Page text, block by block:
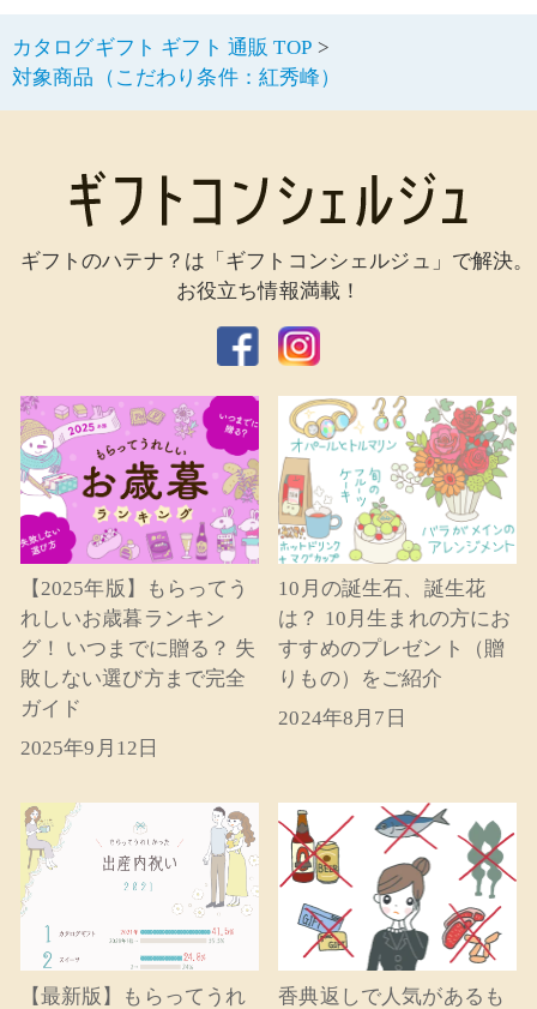
カタログギフト ギフト 通販 TOP
対象商品（こだわり条件：紅秀峰）
ギフトのハテナ？は「ギフトコンシェルジュ」で解決。
お役立ち情報満載！
【2025年版】もらってう
れしいお歳暮ランキン
グ！ いつまでに贈る？ 失
敗しない選び方まで完全
ガイド
2025年9月12日
10月の誕生石、誕生花
は？ 10月生まれの方にお
すすめのプレゼント（贈
りもの）をご紹介
2024年8月7日
【最新版】もらってうれ
香典返しで人気があるも